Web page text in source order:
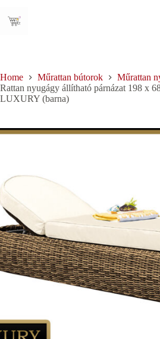
content
Home Műrattan bútorok
Műrattan
Rattan nyugágy állítható párnázat 198 x
LUXURY (barna)